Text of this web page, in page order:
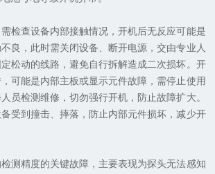
查设备内部接触情况，开机后无反应可能是
良，此时需关闭设备、断开电源，交由专业人
松动的线路，避免自行拆解造成二次损坏。开
可能是内部主板或显示元件故障，需停止使用
员检测维修，切勿强行开机，防止故障扩大。
受到撞击、摔落，防止内部元件损坏，减少开
精度的关键故障，主要表现为探头无法感知